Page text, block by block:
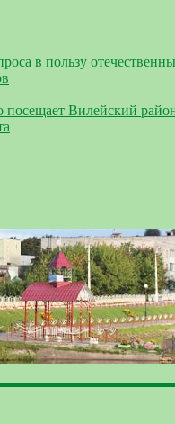
в пользу
Вилейский